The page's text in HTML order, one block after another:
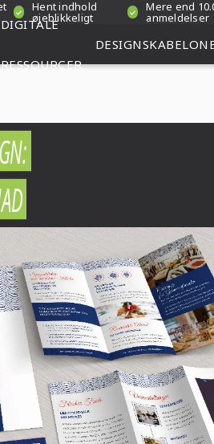
Hent indhold
øjeblikkeligt
Mere end
anmeldelser
DIGITALE
RESSOURCER